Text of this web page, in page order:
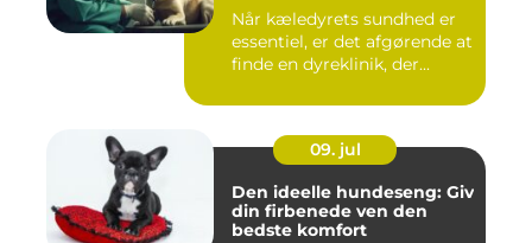
Når kæledyrets sundhed er
essentiel, er det afgørende at
finde en dyreklinik, der...
09. jul
Den ideelle hundeseng: Giv
din firbenede ven den
bedste komfort